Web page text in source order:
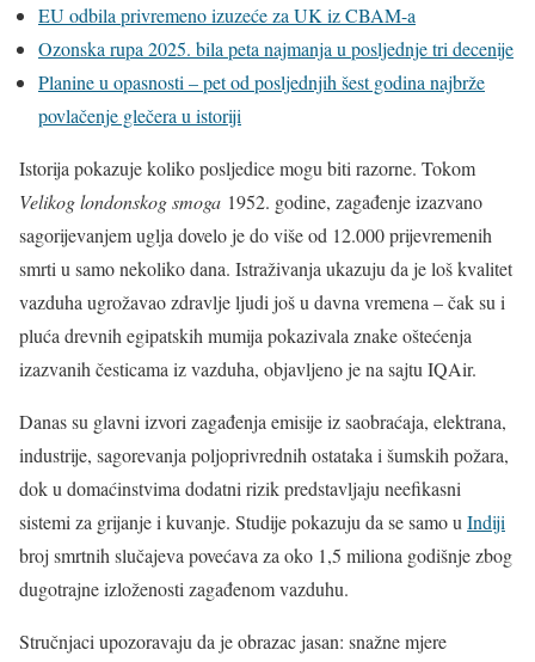
EU odbila privremeno izuzeće za UK iz CBAM-a
Ozonska rupa 2025. bila peta najmanja u posljednje tri decenije
Planine u opasnosti – pet od posljednjih šest godina najbrže
povlačenje glečera u istoriji
Istorija pokazuje koliko posljedice mogu biti razorne. Tokom
Velikog londonskog smoga 1952. godine, zagađenje izazvano
sagorijevanjem uglja dovelo je do više od 12.000 prijevremenih
smrti u samo nekoliko dana. Istraživanja ukazuju da je loš kvalitet
vazduha ugrožavao zdravlje ljudi još u davna vremena – čak su i
pluća drevnih egipatskih mumija pokazivala znake oštećenja
izazvanih česticama iz vazduha, objavljeno je na sajtu IQAir.
Danas su glavni izvori zagađenja emisije iz saobraćaja, elektrana,
industrije, sagorevanja poljoprivrednih ostataka i šumskih požara,
dok u domaćinstvima dodatni rizik predstavljaju neefikasni
sistemi za grijanje i kuvanje. Studije pokazuju da se samo u Indiji
broj smrtnih slučajeva povećava za oko 1,5 miliona godišnje zbog
dugotrajne izloženosti zagađenom vazduhu.
Stručnjaci upozoravaju da je obrazac jasan: snažne mjere